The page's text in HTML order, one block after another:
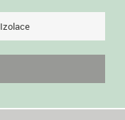
Izolace